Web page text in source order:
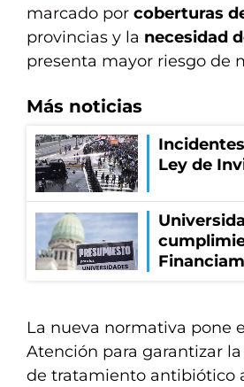
marcado por coberturas
provincias y la necesidad
presenta mayor riesgo de
Más noticias
Ley de
La nueva normativa pone
Atención para garantizar la
de tratamiento antibiótico